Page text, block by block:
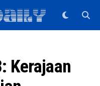
Kerajaan